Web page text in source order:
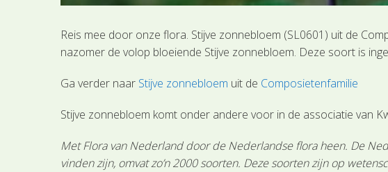
Reis mee door onze flora. Stijve zonnebloem (SL0601) uit de
nazomer de volop bloeiende Stijve zonnebloem. Deze soort is
Ga verder naar Stijve zonnebloem uit de Composietenfamilie
Stijve zonnebloem komt onder andere voor in de associatie van
Met Flora van Nederland door de Nederlandse flora heen. De
vinden zijn, omvat zo’n 2000 soorten. Deze soorten zijn op